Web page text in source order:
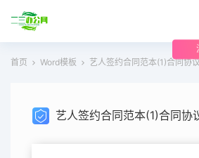
首页
Word模板 艺人签约合同范本(1)合同协